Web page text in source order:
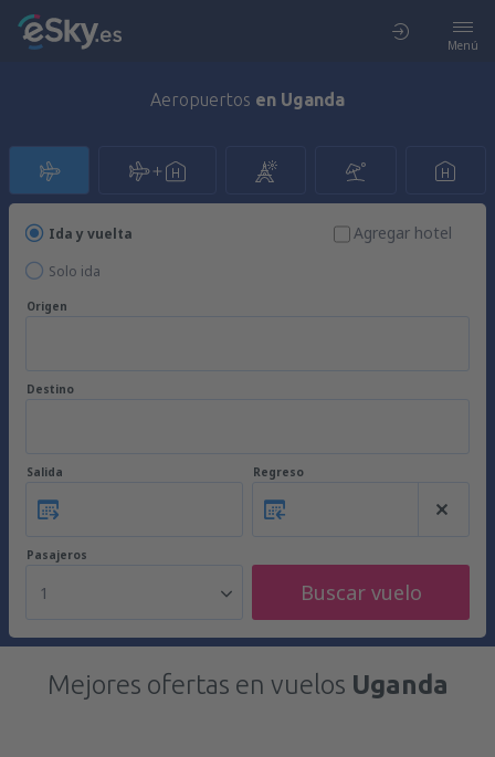
Menú
Aeropuertos en Uganda
Ida y vuelta
Solo ida
Agregar hotel
Origen
Destino
Salida Regreso
Pasajeros
1 Buscar vuelo
Mejores ofertas en vuelos Uganda